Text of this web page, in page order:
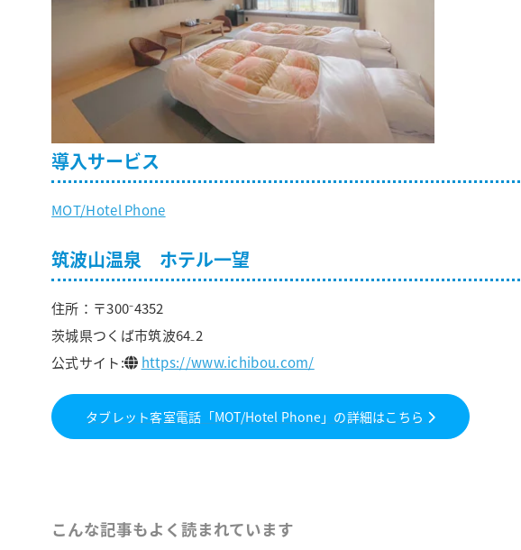
導入サービス
MOT/Hotel Phone
筑波山温泉 ホテル一望
住所：〒300⁻4352
茨城県つくば市筑波64₋2
公式サイト:
https://www.ichibou.com/
タブレット客室電話「MOT/Hotel Phone」の詳細はこちら
こんな記事もよく読まれています